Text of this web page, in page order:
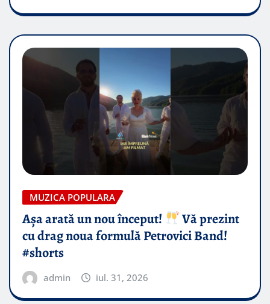
MUZICA POPULARA
Așa arată un nou început!
Vă prezint
cu drag noua formulă Petrovici Band!
#shorts
admin iul. 31, 2026